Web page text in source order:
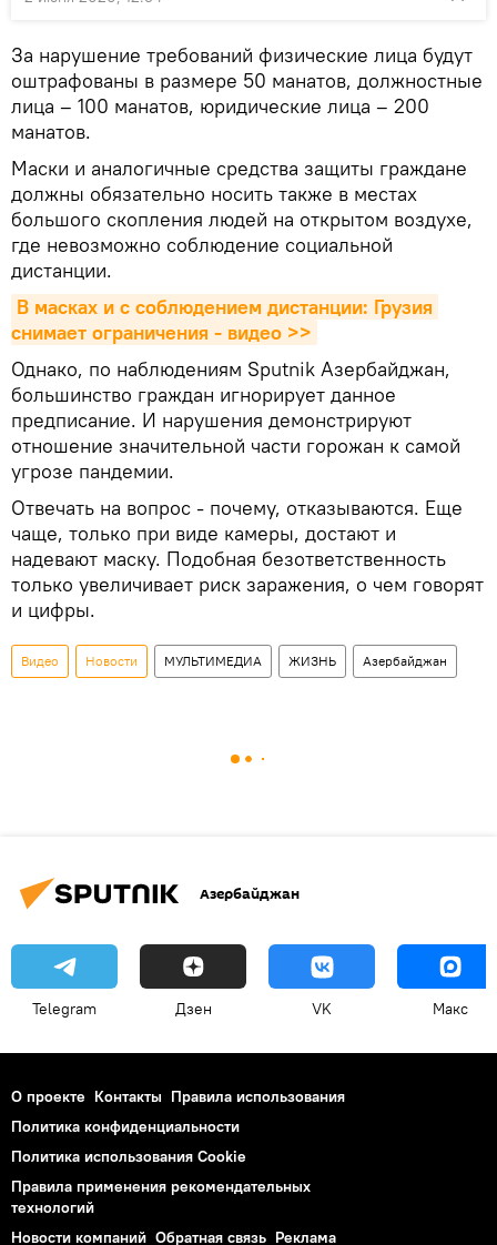
За нарушение требований физические лица будут
оштрафованы в размере 50 манатов, должностные
лица – 100 манатов, юридические лица – 200
манатов.
Маски и аналогичные средства защиты граждане
должны обязательно носить также в местах
большого скопления людей на открытом воздухе,
где невозможно соблюдение социальной
дистанции.
В масках и с соблюдением дистанции: Грузия
снимает ограничения - видео >>
Однако, по наблюдениям Sputnik Азербайджан,
большинство граждан игнорирует данное
предписание. И нарушения демонстрируют
отношение значительной части горожан к самой
угрозе пандемии.
Отвечать на вопрос - почему, отказываются. Еще
чаще, только при виде камеры, достают и
надевают маску. Подобная безответственность
только увеличивает риск заражения, о чем говорят
и цифры.
Видео Новости МУЛЬТИМЕДИА ЖИЗНЬ Азербайджан
Азербайджан
Telegram Дзен VK Макс
О проекте Контакты Правила использования
Политика конфиденциальности
Политика использования Cookie
Правила применения рекомендательных
технологий
Новости компаний Обратная связь Реклама